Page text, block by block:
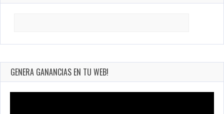
GENERA GANANCIAS EN TU WEB!